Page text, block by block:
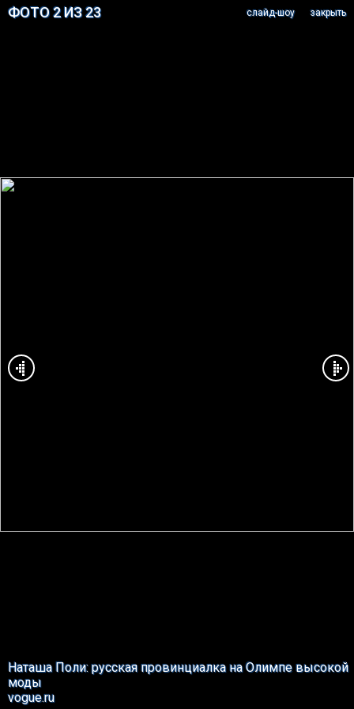
ФОТО 2 ИЗ 23 закрыть
cлайд-шоу
Наташа Поли: русская провинциалка на Олимпе высокой
моды
vogue.ru